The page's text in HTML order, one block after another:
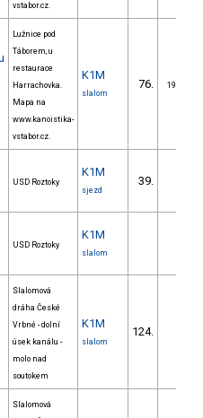
vstabor.cz.
Lužnice pod
Táborem, u
restaurace
Harrachovka.
Mapa na
www.kanoistika-
vstabor.cz.
K1M
slalom
76. 19/ZM
USD Roztoky
K1M
sjezd
39.
USD Roztoky
K1M
slalom
Slalomová
dráha České
Vrbné - dolní
úsek kanálu -
molo nad
soutokem
K1M
slalom
124.
Slalomová